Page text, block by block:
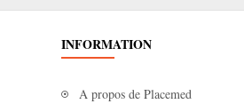
INFORMATION
A propos de Placemed